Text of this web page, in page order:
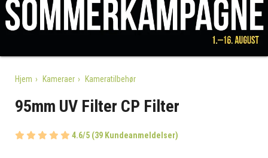
Hjem Kameraer Kameratilbehør
95mm UV Filter CP Filter
4.6/5 (39 Kundeanmeldelser)